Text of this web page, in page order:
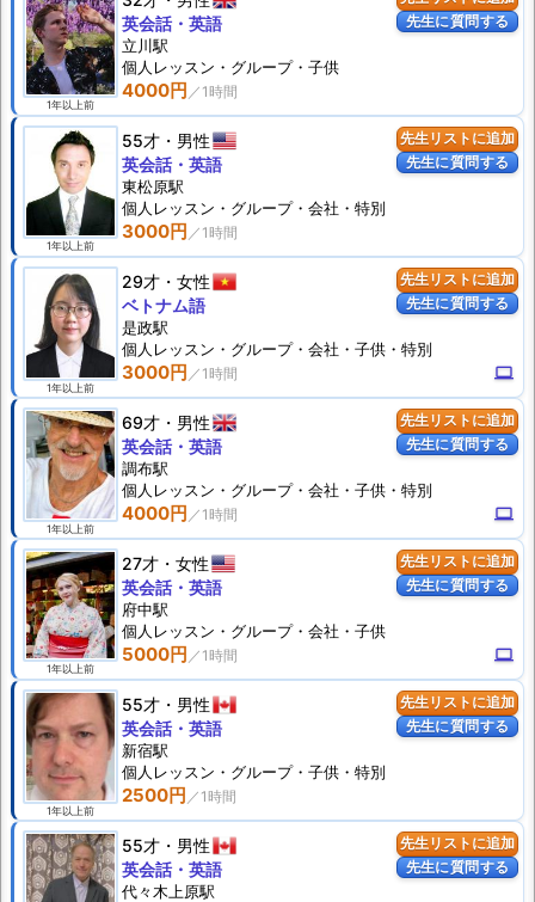
先生に質問する
1年以上前
4000円
英会話・英語
立川駅
個人 レッスン ・グループ・子供
先生リストに追加
先生に質問する
1年以上前
55才 男性
3000円
英会話・英語
東松原駅
個人 レッスン ・グループ・会社・特別
先生リストに追加
先生に質問する
1年以上前
29才 女性
3000円 computer
ベトナム語
是政駅
個人 レッスン ・グループ・会社・子供・特別
先生リストに追加
先生に質問する
1年以上前
69才 男性
4000円 computer
英会話・英語
調布駅
個人 レッスン ・グループ・会社・子供・特別
先生リストに追加
先生に質問する
1年以上前
27才 女性
5000円 computer
英会話・英語
府中駅
個人 レッスン ・グループ・会社・子供
先生リストに追加
先生に質問する
1年以上前
55才 男性
2500円
英会話・英語
新宿駅
個人 レッスン ・グループ・子供・特別
先生リストに追加
先生に質問する
55才 男性
英会話・英語
代々木上原駅